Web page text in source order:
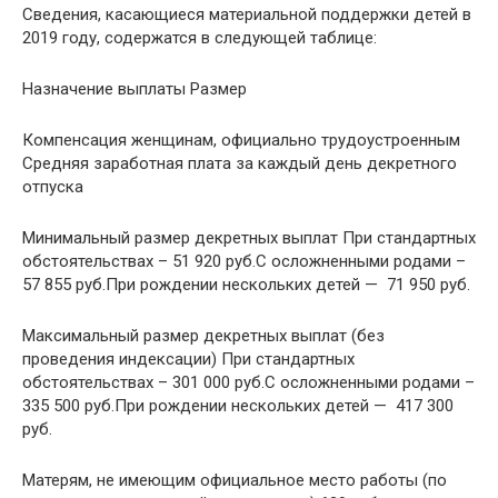
Сведения, касающиеся материальной поддержки детей в
2019 году, содержатся в следующей таблице:
Назначение выплаты Размер
Компенсация женщинам, официально трудоустроенным
Средняя заработная плата за каждый день декретного
отпуска
Минимальный размер декретных выплат При стандартных
обстоятельствах – 51 920 руб.С осложненными родами –
57 855 руб.При рождении нескольких детей — 71 950 руб.
Максимальный размер декретных выплат (без
проведения индексации) При стандартных
обстоятельствах – 301 000 руб.С осложненными родами –
335 500 руб.При рождении нескольких детей — 417 300
руб.
Матерям, не имеющим официальное место работы (по